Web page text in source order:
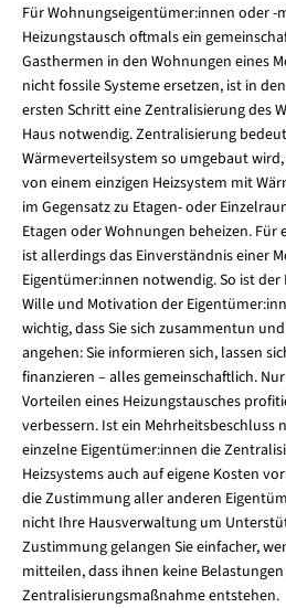
Für Wohnungseigentümer:innen oder -
Heizungstausch oftmals ein
Gasthermen in den Wohnungen eines
nicht fossile Systeme ersetzen, ist in
ersten Schritt eine Zentralisierung des
Haus notwendig. Zentralisierung
Wärmeverteilsystem so umgebaut wird,
von einem einzigen Heizsystem mit
im Gegensatz zu Etagen- oder
Etagen oder Wohnungen beheizen.
ist allerdings das Einverständnis einer
Eigentümer:innen notwendig. So ist
Wille und Motivation der
wichtig, dass Sie sich zusammentun
angehen: Sie informieren sich, lassen
finanzieren – alles gemeinschaftlich.
Vorteilen eines Heizungstausches
verbessern. Ist ein Mehrheitsbeschluss
einzelne Eigentümer:innen die
Heizsystems auch auf eigene Kosten
die Zustimmung aller anderen
nicht Ihre Hausverwaltung um
Zustimmung gelangen Sie einfacher,
mitteilen, dass ihnen keine
Zentralisierungsmaßnahme entstehen.